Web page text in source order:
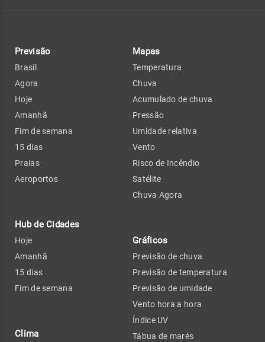
Previsão
Brasil
Agora
Hoje
Amanhã
Fim de semana
15 dias
Praias
Aeroportos
Hub de Cidades
Hoje
Amanhã
15 dias
Fim de semana
Clima
Mapas
Temperatura
Chuva
Acumulado de chuva
Pressão
Umidade relativa
Vento
Risco de Incêndio
Satélite
Chuva Agora
Gráficos
Previsão de chuva
Previsão de temperatura
Previsão de umidade
Vento hora a hora
Índice UV
Tábua de marés